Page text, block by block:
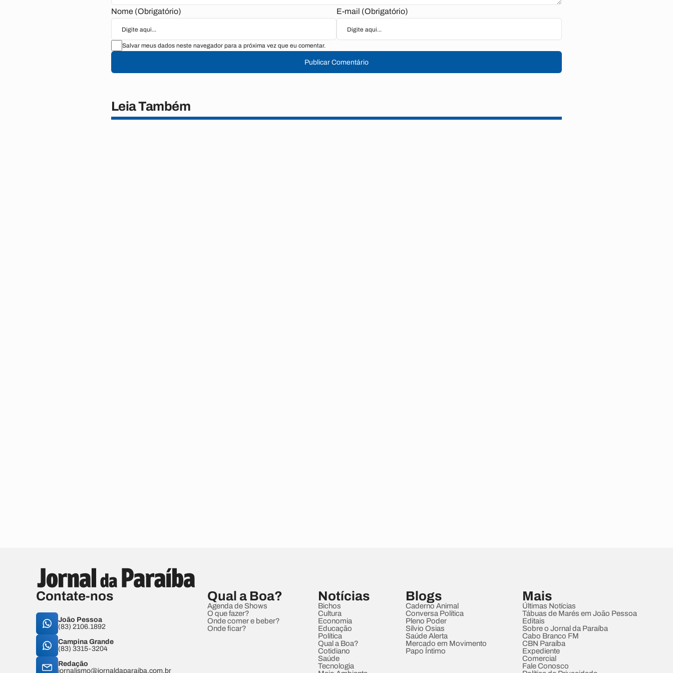
Nome (Obrigatório) E-mail (Obrigatório)
Salvar meus dados neste navegador para a próxima vez que eu comentar.
Publicar Comentário
Leia Também
Contate-nos
João Pessoa
(83) 2106.1892
Campina Grande
(83) 3315-3204
Redação
jornalismo@jornaldaparaiba.com.br
Qual a Boa?
Agenda de Shows
O que fazer?
Onde comer e beber?
Onde ficar?
Notícias
Bichos
Cultura
Economia
Educação
Política
Qual a Boa?
Cotidiano
Saúde
Tecnologia
Blogs
Caderno Animal
Conversa Política
Pleno Poder
Sílvio Osias
Saúde Alerta
Mercado em Movimento
Papo Íntimo
Mais
Últimas Notícias
Tábuas de Marés em João Pessoa
Editais
Sobre o Jornal da Paraíba
Cabo Branco FM
CBN Paraíba
Expediente
Comercial
Fale Conosco